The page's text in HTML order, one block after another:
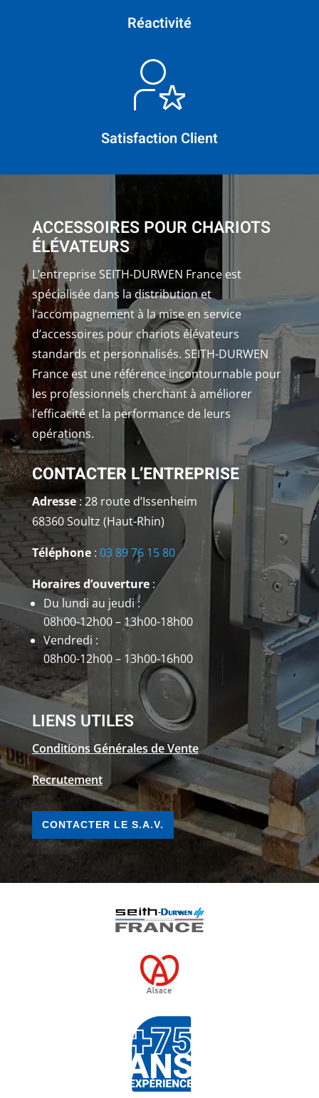
Réactivité
Satisfaction Client
ACCESSOIRES POUR CHARIOTS
ÉLÉVATEURS
L’entreprise SEITH-DURWEN France est
spécialisée dans la distribution et
l’accompagnement à la mise en service
d’accessoires pour chariots élévateurs
standards et personnalisés. SEITH-DURWEN
France est une référence incontournable pour
les professionnels cherchant à améliorer
l’efficacité et la performance de leurs
opérations.
CONTACTER L’ENTREPRISE
Adresse: 28 route d’Issenheim
68360 Soultz (Haut-Rhin)
Téléphone: 03 89 76 15 80
Horaires d’ouverture:
Du lundi au jeudi :
08h00-12h00 – 13h00-18h00
Vendredi :
08h00-12h00 – 13h00-16h00
LIENS UTILES
Conditions Générales de Vente
Recrutement
CONTACTER LE S.A.V.